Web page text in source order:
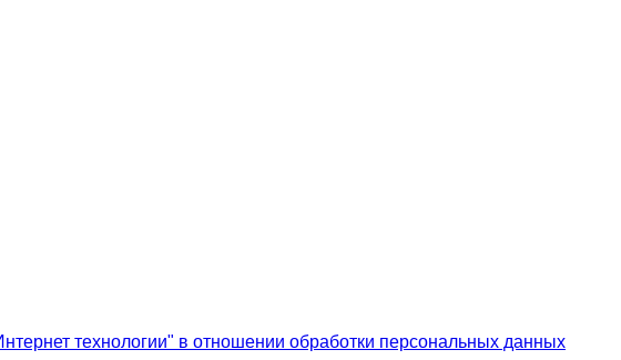
технологии" в отношении обработки персональных данных